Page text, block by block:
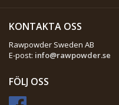
KONTAKTA OSS
Rawpowder Sweden AB
E-post: info@rawpowder.se
FÖLJ OSS